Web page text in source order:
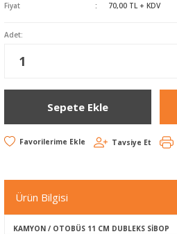
Fiyat
70,00 TL + KDV
Adet:
Sepete Ekle
Tavsiye Et
Ürün Bilgisi
KAMYON / OTOBÜS 11 CM DUBLEKS SİBOP